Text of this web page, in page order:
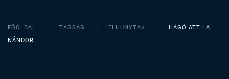
FŐOLDAL TAGSÁG ELHUNYTAK
HÁGÓ ATTILA
NÁNDOR